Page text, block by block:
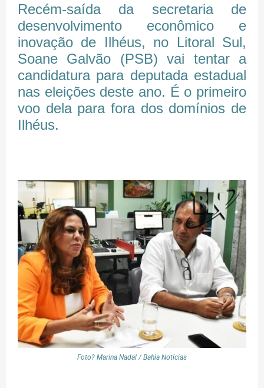
Recém-saída da secretaria de
desenvolvimento econômico e
inovação de Ilhéus, no Litoral Sul,
Soane Galvão (PSB) vai tentar a
candidatura para deputada estadual
nas eleições deste ano. É o primeiro
voo dela para fora dos domínios de
Ilhéus.
Foto? Marina Nadal / Bahia Notícias